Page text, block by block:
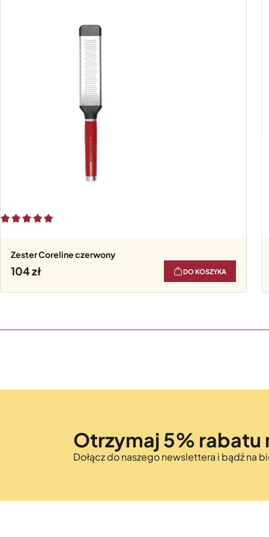
Zester Coreline czerwony
104 DO KOSZYKA
Otrzymaj 5% rabatu
Dołącz do naszego newslettera i bądź na